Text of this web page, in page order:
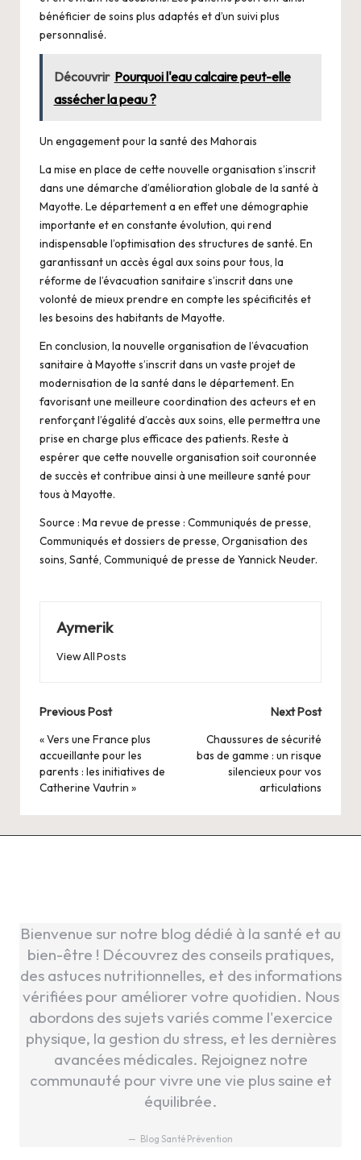
bénéficier de soins plus adaptés et d’un suivi plus
personnalisé.
Découvrir Pourquoi l'eau calcaire peut-elle
assécher la peau ?
Un engagement pour la santé des Mahorais
La mise en place de cette nouvelle organisation s’inscrit
dans une démarche d’amélioration globale de la santé à
Mayotte. Le département a en effet une démographie
importante et en constante évolution, qui rend
indispensable l’optimisation des structures de santé. En
garantissant un accès égal aux soins pour tous, la
réforme de l’évacuation sanitaire s’inscrit dans une
volonté de mieux prendre en compte les spécificités et
les besoins des habitants de Mayotte.
En conclusion, la nouvelle organisation de l’évacuation
sanitaire à Mayotte s’inscrit dans un vaste projet de
modernisation de la santé dans le département. En
favorisant une meilleure coordination des acteurs et en
renforçant l’égalité d’accès aux soins, elle permettra une
prise en charge plus efficace des patients. Reste à
espérer que cette nouvelle organisation soit couronnée
de succès et contribue ainsi à une meilleure santé pour
tous à Mayotte.
Source : Ma revue de presse : Communiqués de presse,
Communiqués et dossiers de presse, Organisation des
soins, Santé, Communiqué de presse de Yannick Neuder.
Aymerik
View All Posts
Post
navigation
Previous Post
« Vers une France plus
accueillante pour les
parents : les initiatives de
Catherine Vautrin »
Next Post
Chaussures de sécurité
bas de gamme : un risque
silencieux pour vos
articulations
Bienvenue sur notre blog dédié à la santé et au
bien-être ! Découvrez des conseils pratiques,
des astuces nutritionnelles, et des informations
vérifiées pour améliorer votre quotidien. Nous
abordons des sujets variés comme l'exercice
physique, la gestion du stress, et les dernières
avancées médicales. Rejoignez notre
communauté pour vivre une vie plus saine et
équilibrée.
Blog Santé Prévention